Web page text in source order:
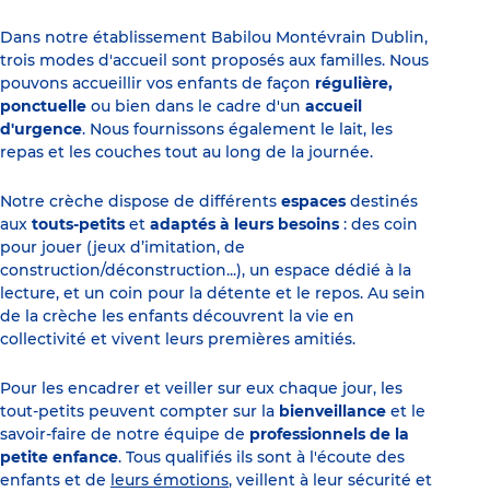
Dans notre établissement Babilou Montévrain Dublin,
trois modes d'accueil sont proposés aux familles. Nous
pouvons accueillir vos enfants de façon régulière,
ponctuelle ou bien dans le cadre d'un accueil
d'urgence. Nous fournissons également le lait, les
repas et les couches tout au long de la journée.
Notre crèche dispose de différents espaces destinés
aux touts-petits et adaptés à leurs besoins : des coin
pour jouer (jeux d’imitation, de
construction/déconstruction...), un espace dédié à la
lecture, et un coin pour la détente et le repos. Au sein
de la crèche les enfants découvrent la vie en
collectivité et vivent leurs premières amitiés.
Pour les encadrer et veiller sur eux chaque jour, les
tout-petits peuvent compter sur la bienveillance et le
savoir-faire de notre équipe de professionnels de la
petite enfance. Tous qualifiés ils sont à l'écoute des
enfants et de leurs émotions, veillent à leur sécurité et